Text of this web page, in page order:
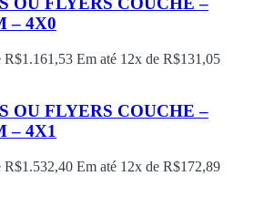
– 4X0
R$1.161,53 Em até 12x de R$131,05
OU FLYERS COUCHE –
– 4X1
R$1.532,40 Em até 12x de R$172,89